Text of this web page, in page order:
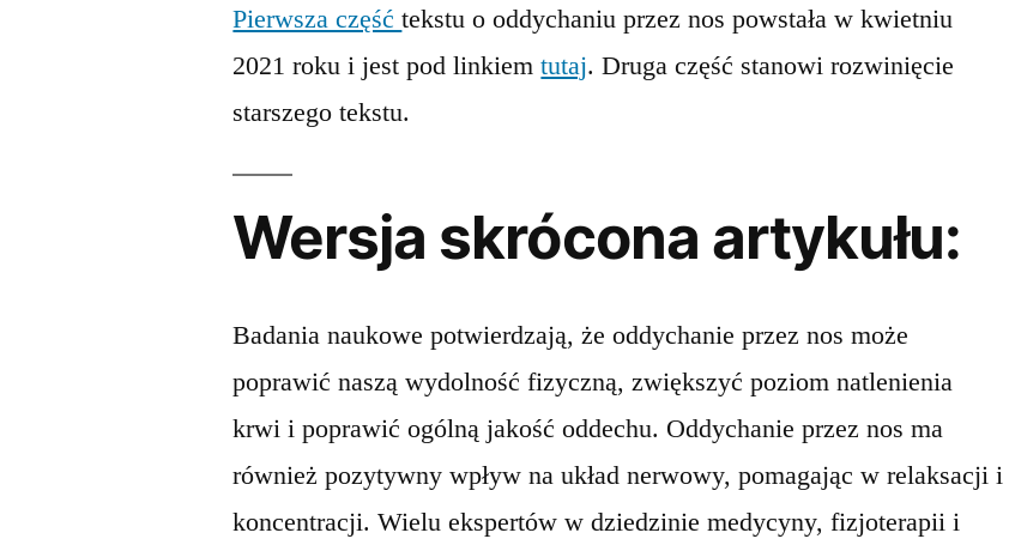
Pierwsza częśćtekstu o oddychaniu przez nos powstała w kwietniu
2021 roku i jest pod linkiemtutaj. Druga część stanowi rozwinięcie
starszego tekstu.
Wersja skrócona artykułu:
Badania naukowe potwierdzają, że oddychanie przez nos może
poprawić naszą wydolność fizyczną, zwiększyć poziom natlenienia
krwi i poprawić ogólną jakość oddechu. Oddychanie przez nos ma
również pozytywny wpływ na układ nerwowy, pomagając w relaksacji i
koncentracji. Wielu ekspertów w dziedzinie medycyny, fizjoterapii i